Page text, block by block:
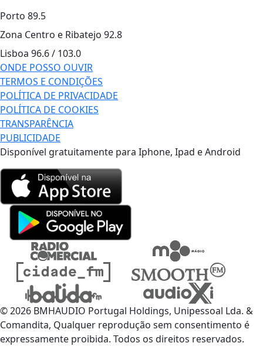
Porto 89.5
Zona Centro e Ribatejo 92.8
Lisboa 96.6 / 103.0
ONDE POSSO OUVIR
TERMOS E CONDIÇÕES
POLÍTICA DE PRIVACIDADE
POLÍTICA DE COOKIES
TRANSPARÊNCIA
PUBLICIDADE
Disponível gratuitamente para Iphone, Ipad e Android
© 2026 BMHAUDIO Portugal Holdings, Unipessoal Lda. &
Comandita, Qualquer reprodução sem consentimento é
expressamente proibida. Todos os direitos reservados.